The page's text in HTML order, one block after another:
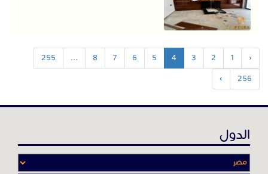
‹
1
2
3
4
5
6
7
8
...
255
256
›
الدول